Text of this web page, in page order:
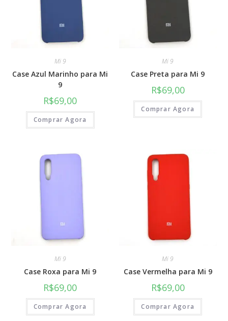
Mi 9
Case Azul Marinho para Mi
9
R$69,00
Comprar Agora
Mi 9
Case Preta para Mi 9
R$69,00
Comprar Agora
Mi 9
Case Roxa para Mi 9
R$69,00
Comprar Agora
Mi 9
Case Vermelha para Mi 9
R$69,00
Comprar Agora